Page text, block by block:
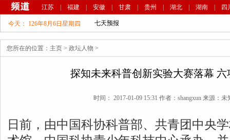
江苏
福建 安徽 甘肃 贵州 湖北 湖南 四
今天： 126年8月6日星期四
您所在的位置： 主页 > 政坛人物 >
探知未来科普创新实验大赛落幕
时间： 2017-01-09 15:31 作者：shangxun 来源：
日前，由中国科协科普部、共青团中央